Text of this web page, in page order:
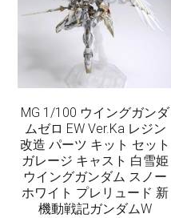
MG 1/100 ウイングガンダ
ムゼロ EW Ver.Ka レジン
改造 パーツ キット セット
ガレージ キャスト 白雪姫
ウイングガンダム スノー
ホワイト プレリュード 新
機動戦記ガンダムW